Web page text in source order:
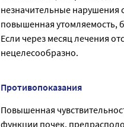
незначительные
повышенная
Если через месяц лечения
нецелесообразно.
Противопоказания
Повышенная
функции почек,